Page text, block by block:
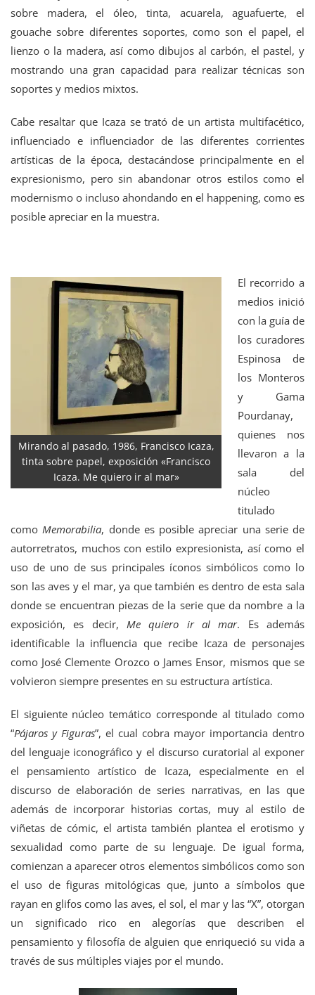
sobre madera, el óleo, tinta, acuarela, aguafuerte, el
gouache sobre diferentes soportes, como son el papel, el
lienzo o la madera, así como dibujos al carbón, el pastel, y
mostrando una gran capacidad para realizar técnicas son
soportes y medios mixtos.
Cabe resaltar que Icaza se trató de un artista multifacético,
influenciado e influenciador de las diferentes corrientes
artísticas de la época, destacándose principalmente en el
expresionismo, pero sin abandonar otros estilos como el
modernismo o incluso ahondando en el happening, como es
posible apreciar en la muestra.
Mirando al pasado, 1986, Francisco Icaza,
tinta sobre papel, exposición «Francisco
Icaza. Me quiero ir al mar»
El recorrido a
medios inició
con la guía de
los curadores
Espinosa de
los Monteros
y Gama
Pourdanay,
quienes nos
llevaron a la
sala del
núcleo
titulado
como Memorabilia, donde es posible apreciar una serie de
autorretratos, muchos con estilo expresionista, así como el
uso de uno de sus principales íconos simbólicos como lo
son las aves y el mar, ya que también es dentro de esta sala
donde se encuentran piezas de la serie que da nombre a la
exposición, es decir, Me quiero ir al mar. Es además
identificable la influencia que recibe Icaza de personajes
como José Clemente Orozco o James Ensor, mismos que se
volvieron siempre presentes en su estructura artística.
El siguiente núcleo temático corresponde al titulado como
“Pájaros y Figuras”, el cual cobra mayor importancia dentro
del lenguaje iconográfico y el discurso curatorial al exponer
el pensamiento artístico de Icaza, especialmente en el
discurso de elaboración de series narrativas, en las que
además de incorporar historias cortas, muy al estilo de
viñetas de cómic, el artista también plantea el erotismo y
sexualidad como parte de su lenguaje. De igual forma,
comienzan a aparecer otros elementos simbólicos como son
el uso de figuras mitológicas que, junto a símbolos que
rayan en glifos como las aves, el sol, el mar y las “X”, otorgan
un significado rico en alegorías que describen el
pensamiento y filosofía de alguien que enriqueció su vida a
través de sus múltiples viajes por el mundo.